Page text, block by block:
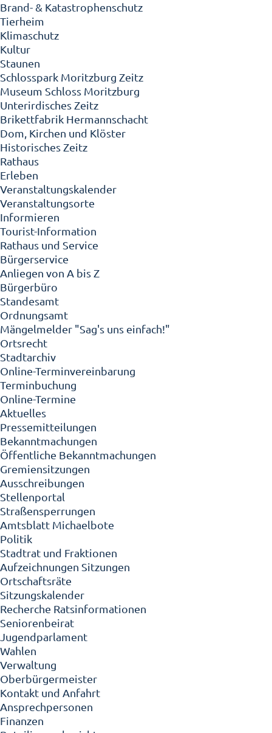
Brand- & Katastrophenschutz
Tierheim
Klimaschutz
Kultur
Staunen
Schlosspark Moritzburg Zeitz
Museum Schloss Moritzburg
Unterirdisches Zeitz
Brikettfabrik Hermannschacht
Dom, Kirchen und Klöster
Historisches Zeitz
Rathaus
Erleben
Veranstaltungskalender
Veranstaltungsorte
Informieren
Tourist-Information
Rathaus und Service
Bürgerservice
Anliegen von A bis Z
Bürgerbüro
Standesamt
Ordnungsamt
Mängelmelder "Sag's uns einfach!"
Ortsrecht
Stadtarchiv
Online-Terminvereinbarung
Terminbuchung
Online-Termine
Aktuelles
Pressemitteilungen
Bekanntmachungen
Öffentliche Bekanntmachungen
Gremiensitzungen
Ausschreibungen
Stellenportal
Straßensperrungen
Amtsblatt Michaelbote
Politik
Stadtrat und Fraktionen
Aufzeichnungen Sitzungen
Ortschaftsräte
Sitzungskalender
Recherche Ratsinformationen
Seniorenbeirat
Jugendparlament
Wahlen
Verwaltung
Oberbürgermeister
Kontakt und Anfahrt
Ansprechpersonen
Finanzen